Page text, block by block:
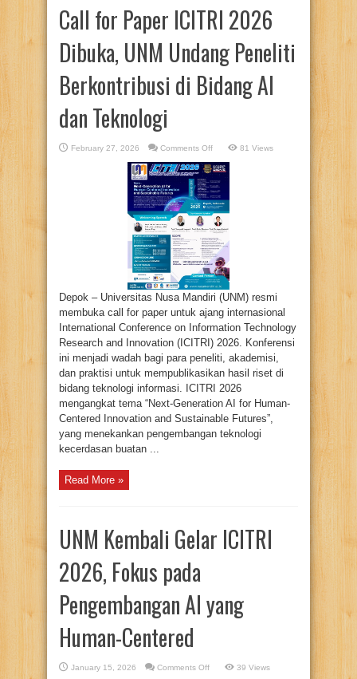
Call for Paper ICITRI 2026
Dibuka, UNM Undang Peneliti
Berkontribusi di Bidang AI
dan Teknologi
February 27, 2026 Comments Offon
for
Paper
ICITRI
2026
Dibuka,
UNM
Undang
Peneliti
Berkontribusi
di
Bidang
AI
dan
Teknologi
81 Views
Depok – Universitas Nusa Mandiri (UNM) resmi
membuka call for paper untuk ajang internasional
International Conference on Information Technology
Research and Innovation (ICITRI) 2026. Konferensi
ini menjadi wadah bagi para peneliti, akademisi,
dan praktisi untuk mempublikasikan hasil riset di
bidang teknologi informasi. ICITRI 2026
mengangkat tema “Next-Generation AI for Human-
Centered Innovation and Sustainable Futures”,
yang menekankan pengembangan teknologi
kecerdasan buatan ...
Read More »
UNM Kembali Gelar ICITRI
2026, Fokus pada
Pengembangan AI yang
Human-Centered
January 15, 2026 Comments Offon
39 Views